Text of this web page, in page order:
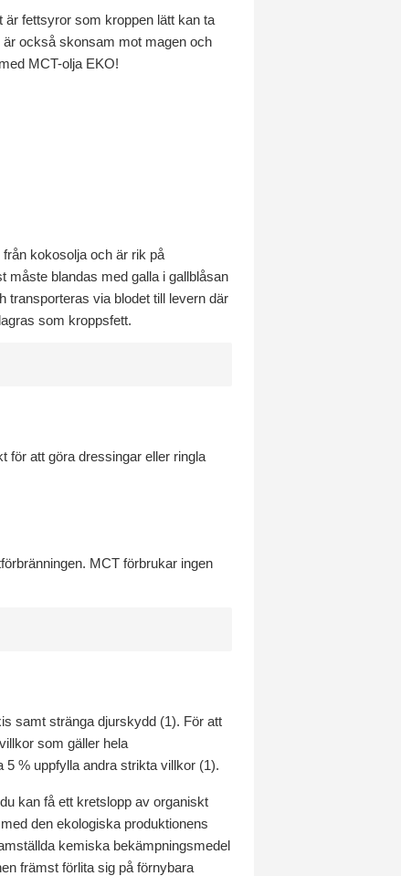
fettsyror som kroppen lätt kan ta
också skonsam mot magen och
MCT-olja EKO!
kokosolja och är rik på
måste blandas med galla i gallblåsan
via blodet till levern där
som kroppsfett.
för att göra dressingar eller ringla
MCT förbrukar ingen
samt stränga djurskydd (1). För att
som gäller hela
% uppfylla andra strikta villkor (1).
kan få ett kretslopp av organiskt
den ekologiska produktionens
kemiska bekämpningsmedel
främst förlita sig på förnybara